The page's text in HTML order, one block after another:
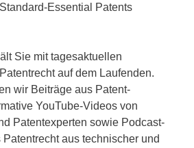
Essential Patents
Sie mit tagesaktuellen
auf dem Laufenden.
wir Beiträge aus Patent-
YouTube-Videos von
Patentexperten sowie Podcast-
aus technischer und